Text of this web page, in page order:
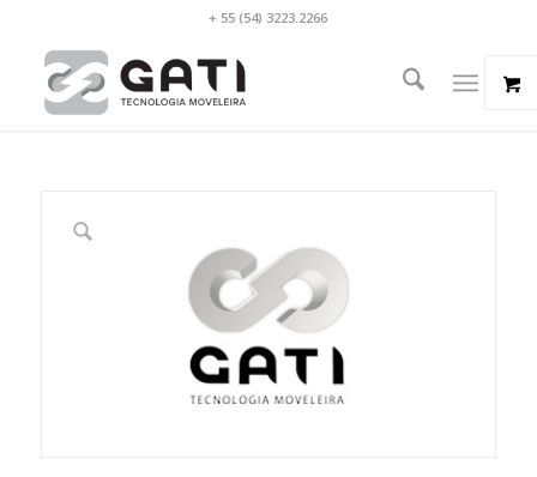
+ 55 (54) 3223.2266